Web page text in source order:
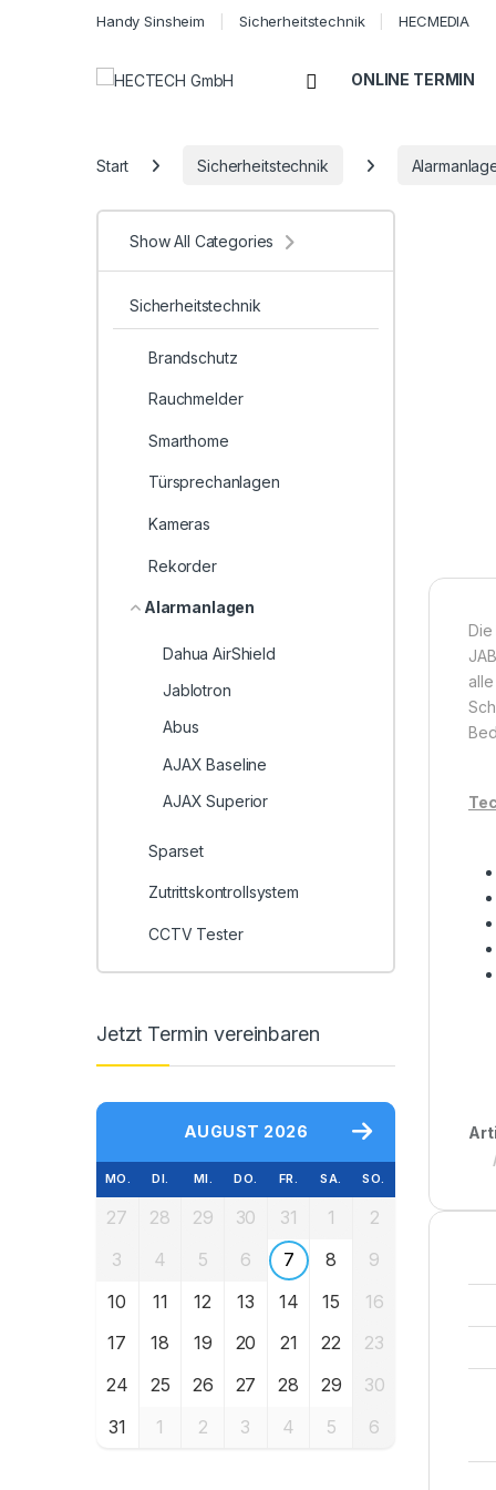
Handy Sinsheim Sicherheitstechnik HECMEDIA
Open ONLINE TERMIN
Start Sicherheitstechnik
Die
Show All Categories
Sicherheitstechnik
Brandschutz
Rauchmelder
Smarthome
Türsprechanlagen
Kameras
Rekorder
Alarmanlagen
Dahua AirShield
Jablotron
Abus
AJAX Baseline
AJAX Superior
Sparset
Zutrittskontrollsystem
CCTV Tester
Jetzt Termin vereinbaren
AUGUST 2026
MO. DI. MI. DO. FR. SA. SO.
27 28 29 30 31 1
2
3
4 5 6 7 8
9
10
11 12 13 14 15
16
17
18 19 20 21 22
23
24
25 26 27 28 29
30
31
1 2 3 4 5 6